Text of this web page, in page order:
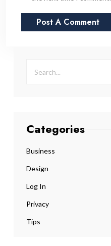
Categories
Business
Design
Log In
Privacy
Tips